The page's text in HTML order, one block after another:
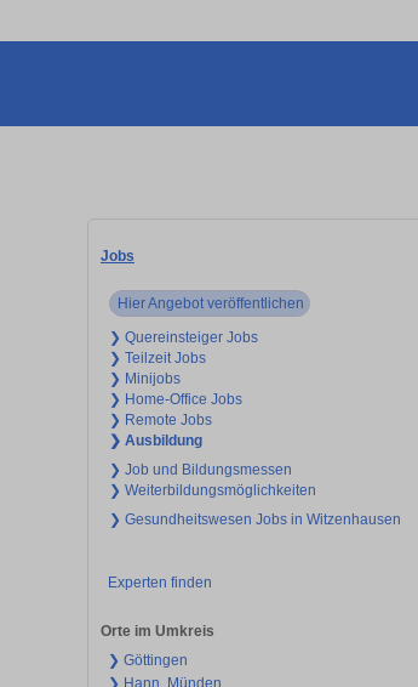
Jobs
Hier Angebot veröffentlichen
❯ Quereinsteiger Jobs
❯ Teilzeit Jobs
❯ Minijobs
❯ Home-Office Jobs
❯ Remote Jobs
❯ Ausbildung
❯ Job und Bildungsmessen
❯ Weiterbildungsmöglichkeiten
❯ Gesundheitswesen Jobs in Witzenhausen
Experten finden
Orte im Umkreis
❯ Göttingen
❯ Hann. Münden